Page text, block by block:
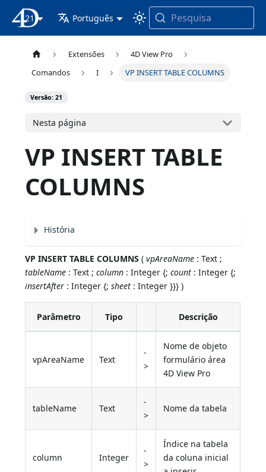
Documentação 4D
21 Português Pesquisa
Extensões
4D View Pro
Comandos
I VP INSERT TABLE COLUMNS
Versão: 21
Nesta página
VP INSERT TABLE
COLUMNS
História
VP INSERT TABLE COLUMNS (vpAreaName : Text ;
tableName : Text ;column : Integer {;count : Integer {;
insertAfter : Integer {;sheet : Integer }}} )
Parâmetro Tipo Descrição
vpAreaName Text
-
>
Nome de objeto
formulário área
4D View Pro
tableName Text
-
>
Nome da tabela
column Integer
-
>
Índice na tabela
da coluna inicial